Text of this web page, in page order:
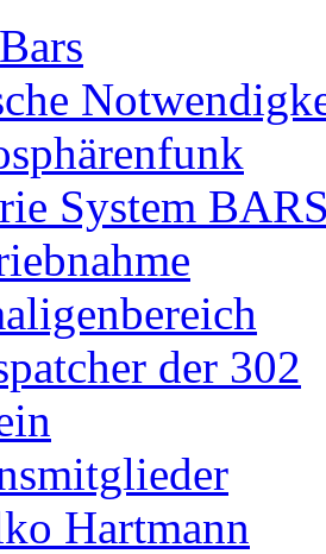
System
der 302
Hartmann